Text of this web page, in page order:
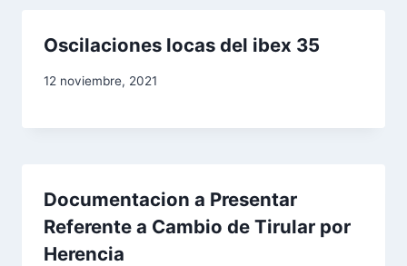
Oscilaciones locas del ibex 35
12 noviembre, 2021
Documentacion a Presentar
Referente a Cambio de Tirular por
Herencia